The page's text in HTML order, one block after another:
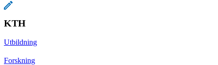
KTH
Utbildning
Forskning